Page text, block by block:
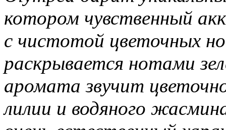
котором чувственный
с чистотой цветочных
раскрывается нотами
аромата звучит
лилии и водяного